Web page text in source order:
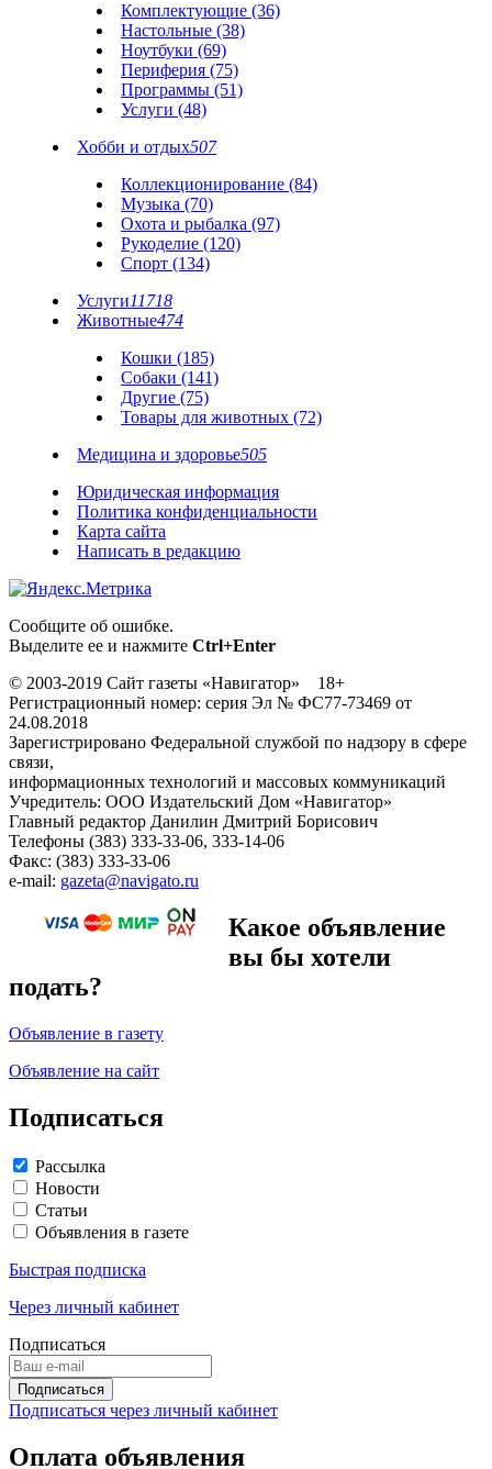
Комплектующие (36)
Настольные (38)
Ноутбуки (69)
Периферия (75)
Программы (51)
Услуги (48)
Хобби и отдых507
Коллекционирование (84)
Музыка (70)
Охота и рыбалка (97)
Рукоделие (120)
Спорт (134)
Услуги11718
Животные474
Кошки (185)
Собаки (141)
Другие (75)
Товары для животных (72)
Медицина и здоровье505
Юридическая информация
Политика конфиденциальности
Карта сайта
Написать в редакцию
Сообщите об ошибке.
Выделите ее и нажмите Ctrl+Enter
© 2003-2019 Сайт газеты «Навигатор» 18+
Регистрационный номер: серия Эл № ФС77-73469 от
24.08.2018
Зарегистрировано Федеральной службой по надзору в сфере
связи,
информационных технологий и массовых коммуникаций
Учредитель: ООО Издательский Дом «Навигатор»
Главный редактор Данилин Дмитрий Борисович
Телефоны (383) 333-33-06, 333-14-06
Факс: (383) 333-33-06
e-mail: gazeta@navigato.ru
Какое объявление
вы бы хотели
подать?
Объявление в газету
Объявление на сайт
Подписаться
Рассылка
Новости
Статьи
Объявления в газете
Быстрая подписка
Через личный кабинет
Подписаться
Подписаться через личный кабинет
Оплата объявления